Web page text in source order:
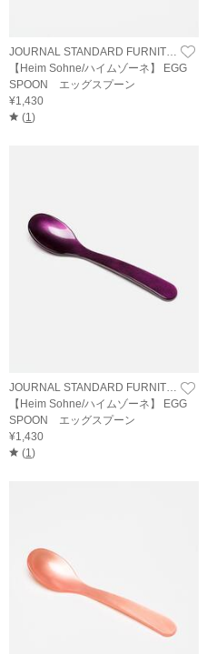
【Heim Sohne/ハイムゾーネ】 EGG
SPOON エッグスプーン
¥1,430
(1 )
JOURNAL STANDARD FURNITURE
【Heim Sohne/ハイムゾーネ】 EGG
SPOON エッグスプーン
¥1,430
(1)